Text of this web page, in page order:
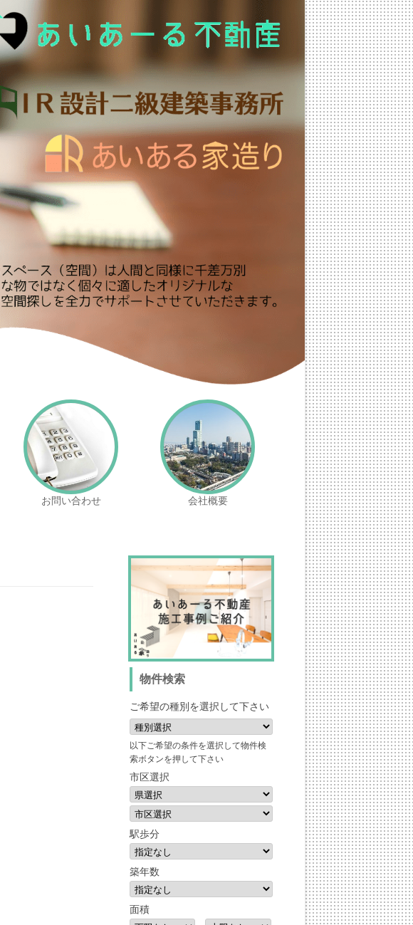
お問い合わせ 会社概要
物件検索
ご希望の種別を選択して下さい
以下ご希望の条件を選択して物件検
索ボタンを押して下さい
市区選択
駅歩分
築年数
面積